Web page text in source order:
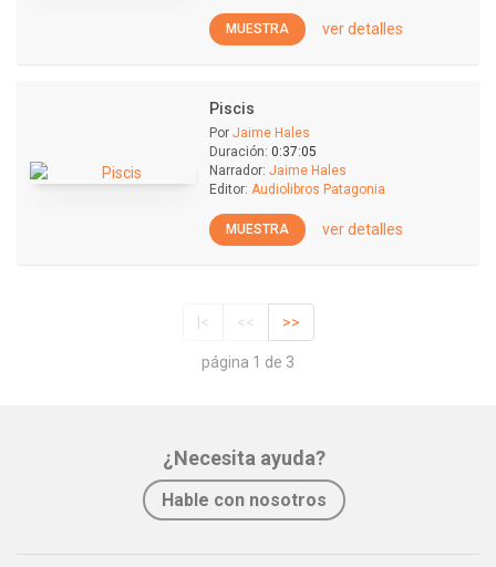
MUESTRA ver detalles
Piscis
Por Jaime Hales
Duración: 0:37:05
Narrador: Jaime Hales
Editor: Audiolibros Patagonia
MUESTRA ver detalles
|< << >>
página 1 de 3
¿Necesita ayuda?
Hable con nosotros